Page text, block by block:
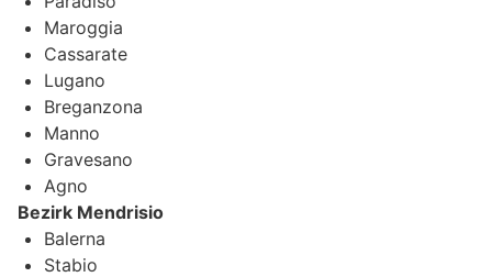
Maroggia
Cassarate
Lugano
Breganzona
Manno
Gravesano
Agno
Bezirk Mendrisio
Balerna
Stabio